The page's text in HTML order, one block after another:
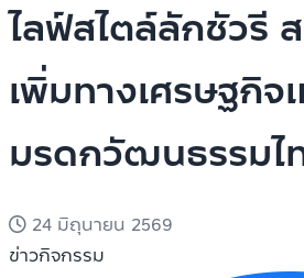
ไลฟ์สไตล์ลักชัวรี
เพิ่มทางเศรษฐกิ
มรดกวัฒนธรรมไ
24 มิถุนายน 2569
ข่าวกิจกรรม